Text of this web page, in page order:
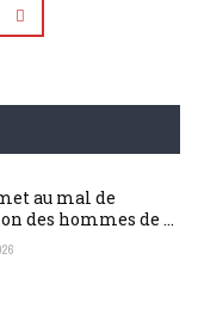
au mal de
des hommes de ...